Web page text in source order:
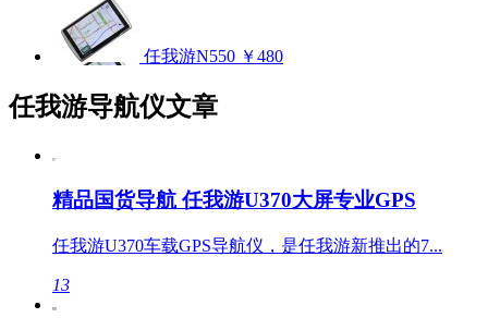
任我游N550 ￥480
任我游导航仪文章
精品国货导航 任我游U370大屏专业GPS
任我游U370车载GPS导航仪，是任我游新推出的7...
13